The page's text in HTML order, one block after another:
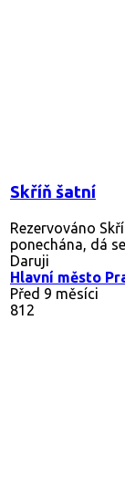
Skříň šatní
Rezervováno
ponechána, dá
Daruji
Hlavní město
Před 9 měsíci
812